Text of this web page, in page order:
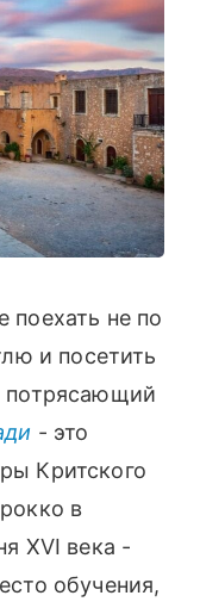
не по
и посетить
потрясающий
- это
Критского
в
XVI века -
обучения,